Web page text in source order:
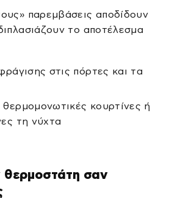
παρεμβάσεις αποδίδουν
το αποτέλεσμα
στις πόρτες και τα
θερμομονωτικές κουρτίνες ή
τη νύχτα
θερμοστάτη σαν